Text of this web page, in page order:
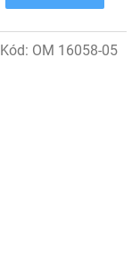
Kód: OM 16058-05